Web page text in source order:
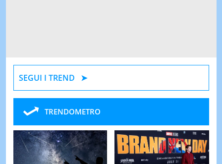
SEGUI I TREND
TRENDOMETRO